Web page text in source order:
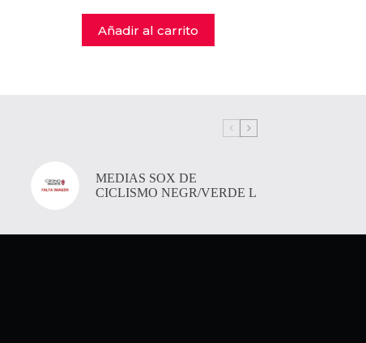
Añadir al carrito
MEDIAS SOX DE
CICLISMO NEGR/VERDE L